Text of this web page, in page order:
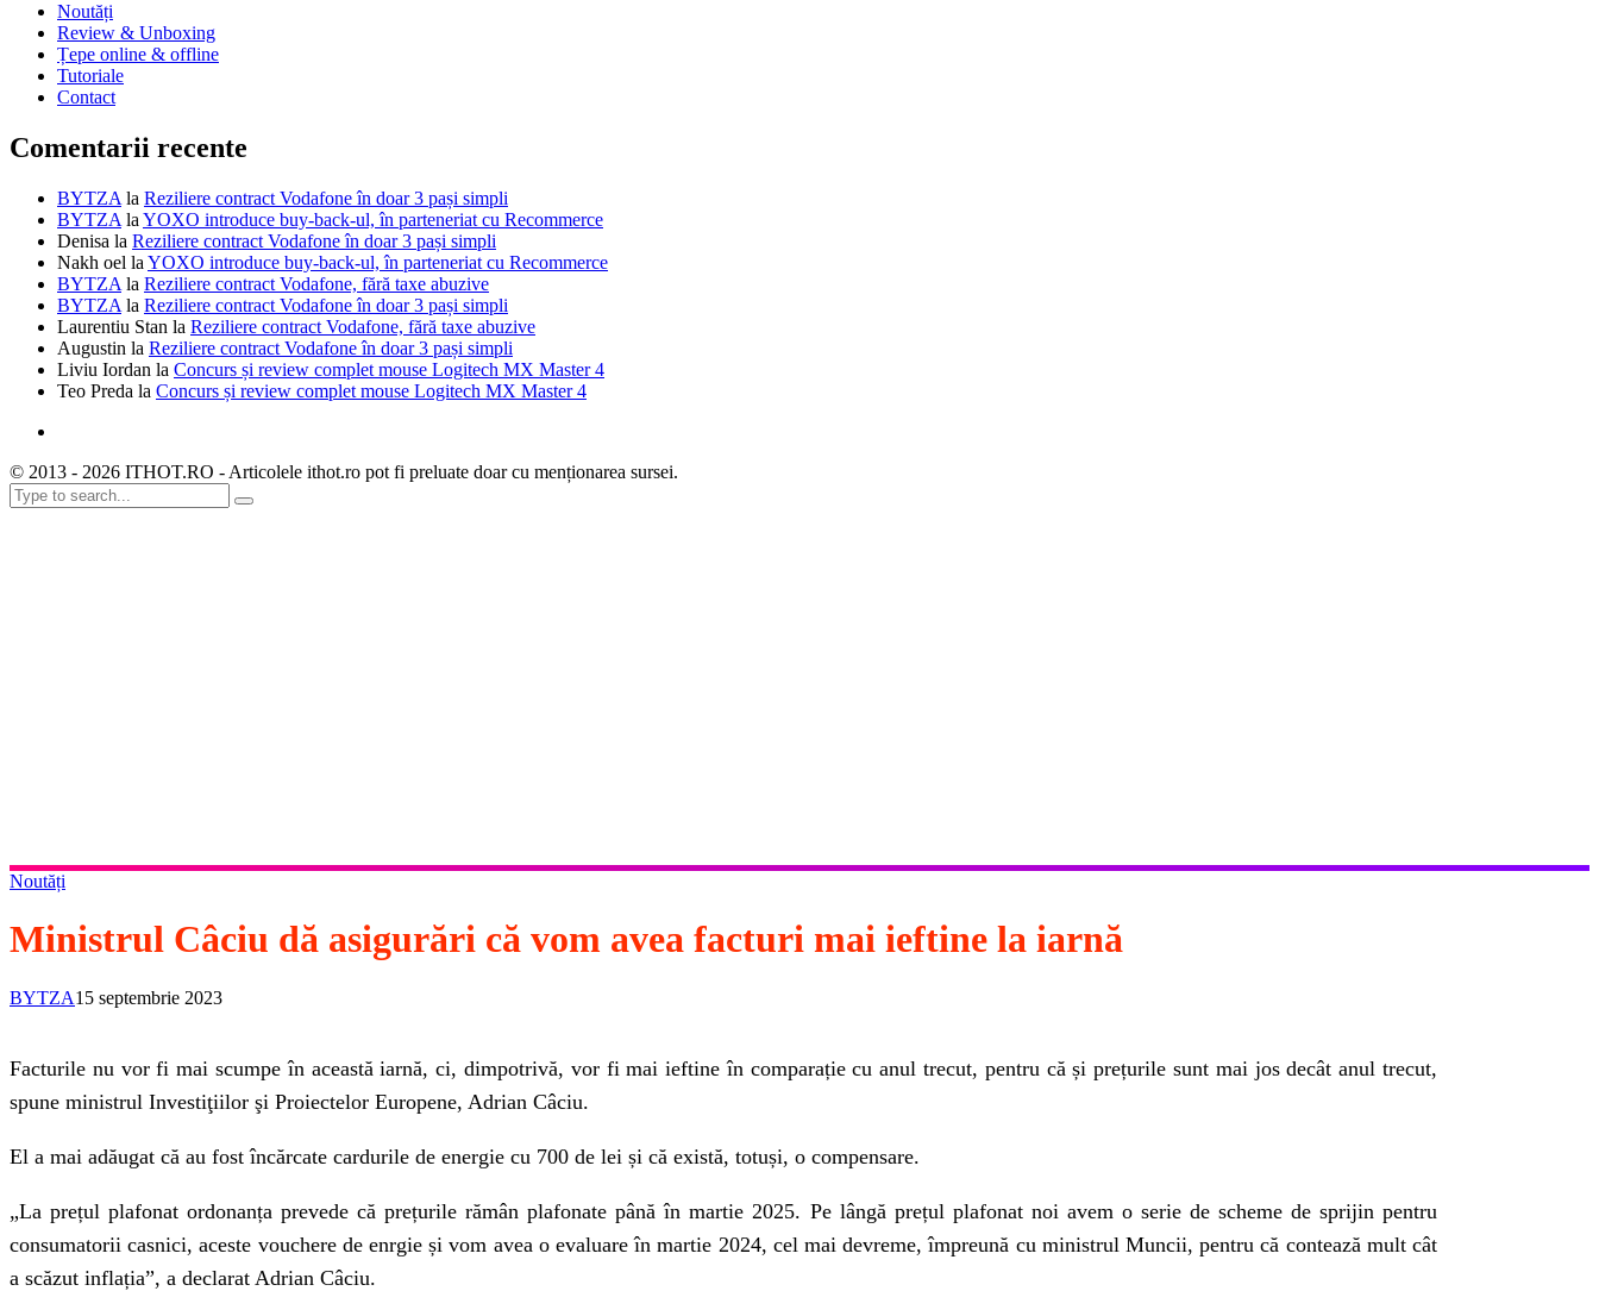
Noutăți
Review & Unboxing
Țepe online & offline
Tutoriale
Contact
Comentarii recente
BYTZA la Reziliere contract Vodafone în doar 3 pași simpli
BYTZA la YOXO introduce buy-back-ul, în parteneriat cu Recommerce
Denisa la Reziliere contract Vodafone în doar 3 pași simpli
Nakh oel la YOXO introduce buy-back-ul, în parteneriat cu Recommerce
BYTZA la Reziliere contract Vodafone, fără taxe abuzive
BYTZA la Reziliere contract Vodafone în doar 3 pași simpli
Laurentiu Stan la Reziliere contract Vodafone, fără taxe abuzive
Augustin la Reziliere contract Vodafone în doar 3 pași simpli
Liviu Iordan la Concurs și review complet mouse Logitech MX Master 4
Teo Preda la Concurs și review complet mouse Logitech MX Master 4
© 2013 - 2026 ITHOT.RO - Articolele ithot.ro pot fi preluate doar cu menționarea sursei.
Noutăți
Ministrul Câciu dă asigurări că vom avea facturi mai ieftine la iarnă
BYTZA15 septembrie 2023
Facturile nu vor fi mai scumpe în această iarnă, ci, dimpotrivă, vor fi mai ieftine în comparație cu anul trecut, pentru că și prețurile sunt mai jos decât anul trecut,
spune ministrul Investiţiilor şi Proiectelor Europene, Adrian Câciu.
El a mai adăugat că au fost încărcate cardurile de energie cu 700 de lei și că există, totuși, o compensare.
„La prețul plafonat ordonanța prevede că prețurile rămân plafonate până în martie 2025. Pe lângă prețul plafonat noi avem o serie de scheme de sprijin pentru
consumatorii casnici, aceste vouchere de enrgie și vom avea o evaluare în martie 2024, cel mai devreme, împreună cu ministrul Muncii, pentru că contează mult cât
a scăzut inflația”, a declarat Adrian Câciu.